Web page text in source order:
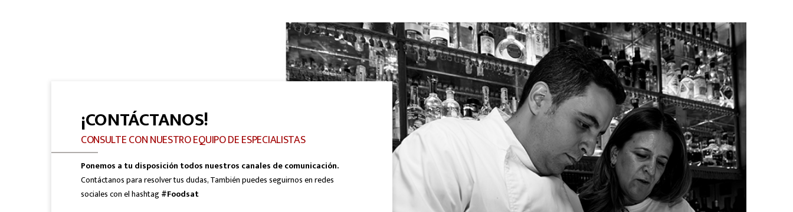
¡CONTÁCTANOS!
CONSULTE CON NUESTRO EQUIPO DE ESPECIALISTAS
Ponemos a tu disposición todos nuestros canales de comunicación.
Contáctanos para resolver tus dudas, También puedes seguirnos en redes
sociales con el hashtag#Foodsat